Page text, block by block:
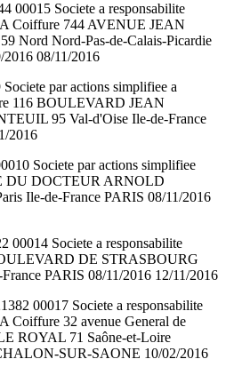
00015 Societe a responsabilite
Coiffure 744 AVENUE JEAN
Nord Nord-Pas-de-Calais-Picardie
08/11/2016
par actions simplifiee a
116 BOULEVARD JEAN
95 Val-d'Oise Ile-de-France
2016
Societe par actions simplifiee
DU DOCTEUR ARNOLD
Ile-de-France PARIS 08/11/2016
Societe a responsabilite
DE STRASBOURG
PARIS 08/11/2016 12/11/2016
00017 Societe a responsabilite
Coiffure 32 avenue General de
ROYAL 71 Saône-et-Loire
SUR-SAONE 10/02/2016